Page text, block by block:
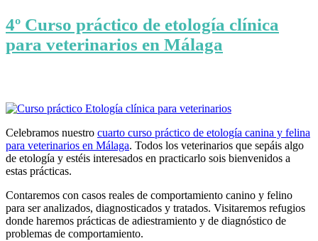
4º Curso práctico de etología clínica
para veterinarios en Málaga
Celebramos nuestro cuarto curso práctico de etología canina y felina
para veterinarios en Málaga. Todos los veterinarios que sepáis algo
de etología y estéis interesados en practicarlo sois bienvenidos a
estas prácticas.
Contaremos con casos reales de comportamiento canino y felino
para ser analizados, diagnosticados y tratados. Visitaremos refugios
donde haremos prácticas de adiestramiento y de diagnóstico de
problemas de comportamiento.